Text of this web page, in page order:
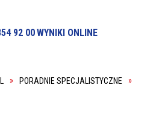
92 00WYNIKI ONLINE
PORADNIE SPECJALISTYCZNE